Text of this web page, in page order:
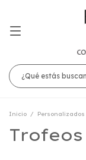
Inicio / Personalizados
Trofeos